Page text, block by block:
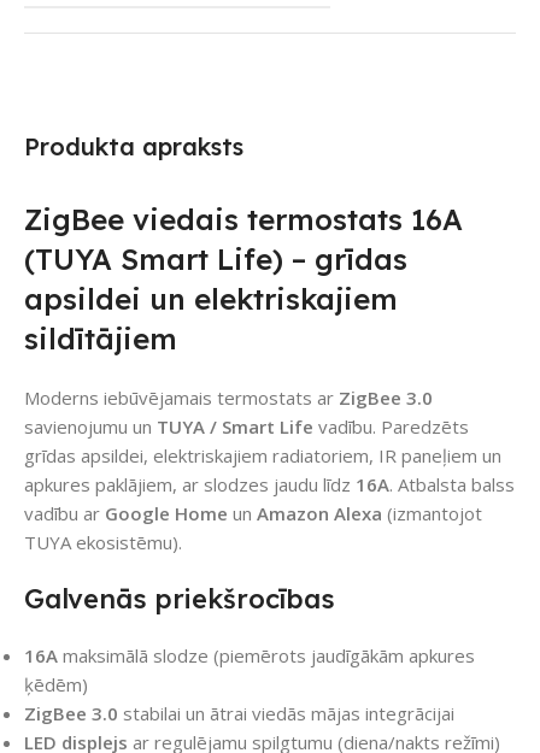
Produkta apraksts
ZigBee viedais termostats 16A
(TUYA Smart Life) – grīdas
apsildei un elektriskajiem
sildītājiem
Moderns iebūvējamais termostats ar ZigBee 3.0
savienojumu un TUYA / Smart Life vadību. Paredzēts
grīdas apsildei, elektriskajiem radiatoriem, IR paneļiem un
apkures paklājiem, ar slodzes jaudu līdz 16A. Atbalsta balss
vadību ar Google Home un Amazon Alexa (izmantojot
TUYA ekosistēmu).
Galvenās priekšrocības
16A maksimālā slodze (piemērots jaudīgākām apkures
ķēdēm)
ZigBee 3.0 stabilai un ātrai viedās mājas integrācijai
LED displejs ar regulējamu spilgtumu (diena/nakts režīmi)